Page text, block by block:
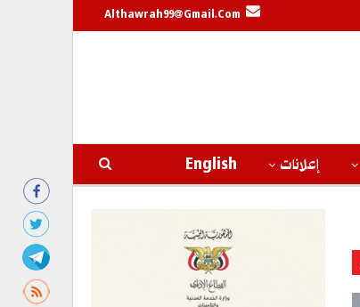
Althawrah99@gmail.com
إعلانات English